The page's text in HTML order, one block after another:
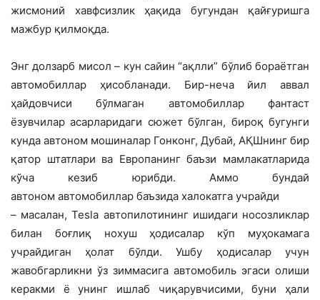
жисмоний хавфсизлик ҳақида бугундан қайғуришга
мажбур қилмоқда.
Энг долзарб мисол – кун сайин “ақлли” бўлиб бораётган
автомобиллар ҳисобланади. Бир-неча йил аввал
ҳайдовчиси бўлмаган автомобиллар фантаст
ёзувчилар асарларидаги сюжет бўлган, бироқ бугунги
кунда автоном мошиналар Гонконг, Дубай, АҚШнинг бир
қатор штатлари ва Европанинг баъзи мамлакатларида
кўча кезиб юрибди. Аммо бундай
автоном автомобиллар баъзида халокатга учрайди
– масалан, Tesla автопилотининг ишидаги носозликлар
билан боғлиқ нохуш ҳодисалар кўп муҳокамага
учрайдиган ҳолат бўлди. Ушбу ҳодисалар учун
жавобгарликни ўз зиммасига автомобиль эгаси олиши
керакми ё унинг ишлаб чиқарувчисими, буни ҳали